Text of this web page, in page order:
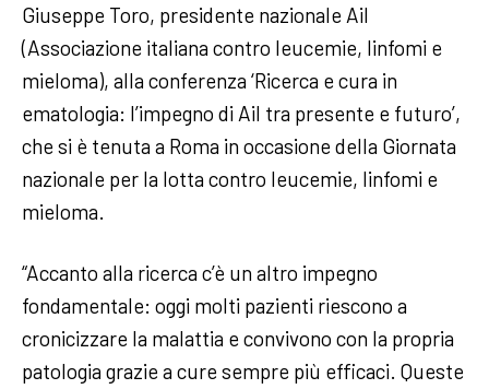
Giuseppe Toro, presidente nazionale Ail
(Associazione italiana contro leucemie, linfomi e
mieloma), alla conferenza ‘Ricerca e cura in
ematologia: l’impegno di Ail tra presente e futuro’,
che si è tenuta a Roma in occasione della Giornata
nazionale per la lotta contro leucemie, linfomi e
mieloma.
“Accanto alla ricerca c’è un altro impegno
fondamentale: oggi molti pazienti riescono a
cronicizzare la malattia e convivono con la propria
patologia grazie a cure sempre più efficaci. Queste